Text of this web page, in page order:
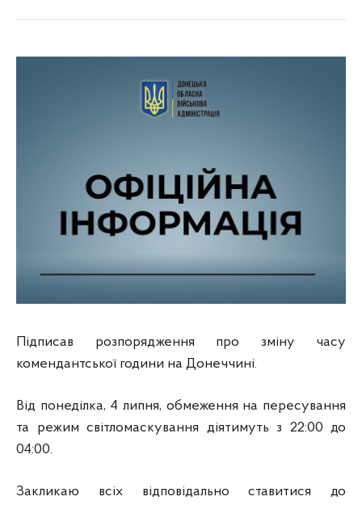
Підписав розпорядження про зміну часу
комендантської години на Донеччині.
Від понеділка, 4 липня, обмеження на пересування
та режим світломаскування діятимуть з 22:00 до
04:00.
Закликаю всіх відповідально ставитися до